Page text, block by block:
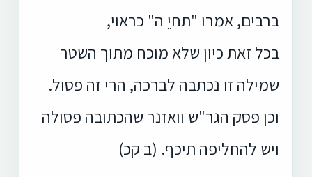
ברבים, אמרו "תחיֶ ה" כראוי,
בכל זאת כיון שלא מוכח מתוך השטר
שמילה זו נכתבה לברכה, הרי זה פסול.
וכן פסק הגר"ש וואזנר שהכתובה פסולה
ויש להחליפה תיכף. (ב קכ)